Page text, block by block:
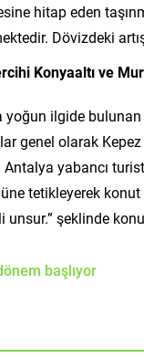
hitap eden
Dövizdeki
Konyaaltı ve
yoğun ilgide
genel olarak
yabancı
tetikleyerek konut
unsur.” şeklinde
başlıyor